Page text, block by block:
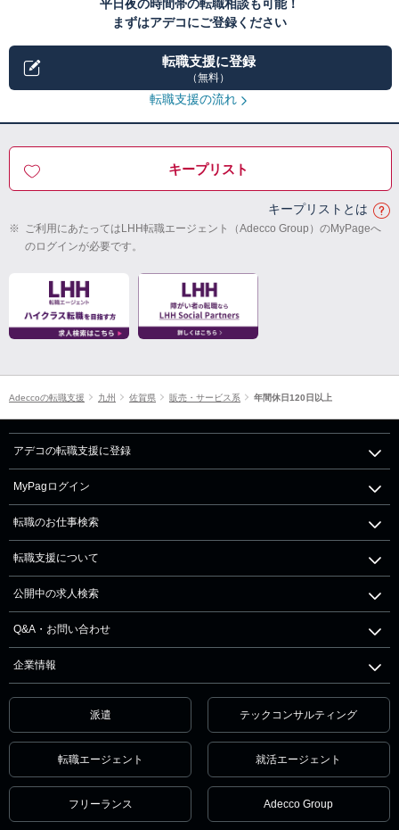
平日夜の時間帯の転職相談も可能！
まずはアデコにご登録ください
転職支援に登録
（無料）
転職支援の流れ
キープリスト
キープリストとは
※ ご利用にあたってはLHH転職エージェント（Adecco Group）のMyPageへ
のログインが必要です。
Adeccoの転職支援 九州 佐賀県 販売・サービス系 年間休日120日以上
アデコの転職支援に登録
MyPagログイン
転職のお仕事検索
転職支援について
公開中の求人検索
Q&A・お問い合わせ
企業情報
派遣 テックコンサルティング
転職エージェント 就活エージェント
フリーランス Adecco Group